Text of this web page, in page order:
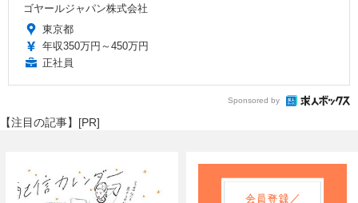
ゴヤールジャパン株式会社
東京都
年収350万円～450万円
正社員
Sponsored by
【注目の記事】[PR]